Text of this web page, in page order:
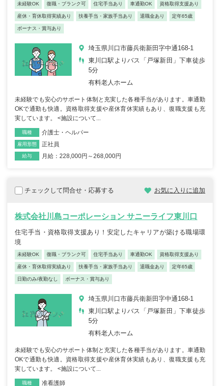
未経験OK 復職・ブランク可 住宅手当あり 車通勤OK 資格取得支援あり
産休・育休取得実績あり 扶養手当・家族手当あり 退職金あり 定年65歳
ボーナス・賞与あり
埼玉県川口市藤兵衛新田字中通168-1
東川口駅よりバス「戸塚新田」下車徒歩
5分
有料老人ホーム
未経験でも安心のサポート体制と充実した各種手当があります。車通勤
OKで通勤も快適。資格取得支援や産休育休実績もあり、復職支援も充
実しています。 <施設について...
職種 介護士・ヘルパー
雇用形態 正社員
給与 月給：228,000円～268,000円
チェックして問合せ・応募する お気に入りに追加
株式会社川島コーポレーション サニーライフ東川口
住宅手当・資格取得支援あり！安定したキャリアが築ける職場環
境
未経験OK 復職・ブランク可 住宅手当あり 車通勤OK 資格取得支援あり
産休・育休取得実績あり 扶養手当・家族手当あり 退職金あり 定年65歳
日勤のみ/夜勤なし ボーナス・賞与あり
埼玉県川口市藤兵衛新田字中通168-1
東川口駅よりバス「戸塚新田」下車徒歩
5分
有料老人ホーム
未経験でも安心のサポート体制と充実した各種手当があります。車通勤
OKで通勤も快適。資格取得支援や産休育休実績もあり、復職支援も充
実しています。 <施設について...
職種 准看護師